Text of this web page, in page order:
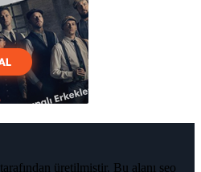
tarafından üretilmiştir. Bu alanı seo